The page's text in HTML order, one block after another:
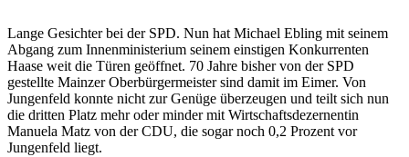
Lange Gesichter bei der SPD. Nun hat Michael Ebling mit seinem
Abgang zum Innenministerium seinem einstigen Konkurrenten
Haase weit die Türen geöffnet. 70 Jahre bisher von der SPD
gestellte Mainzer Oberbürgermeister sind damit im Eimer. Von
Jungenfeld konnte nicht zur Genüge überzeugen und teilt sich nun
die dritten Platz mehr oder minder mit Wirtschaftsdezernentin
Manuela Matz von der CDU, die sogar noch 0,2 Prozent vor
Jungenfeld liegt.